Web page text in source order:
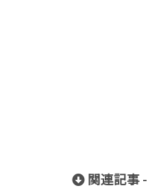
関連記事 -